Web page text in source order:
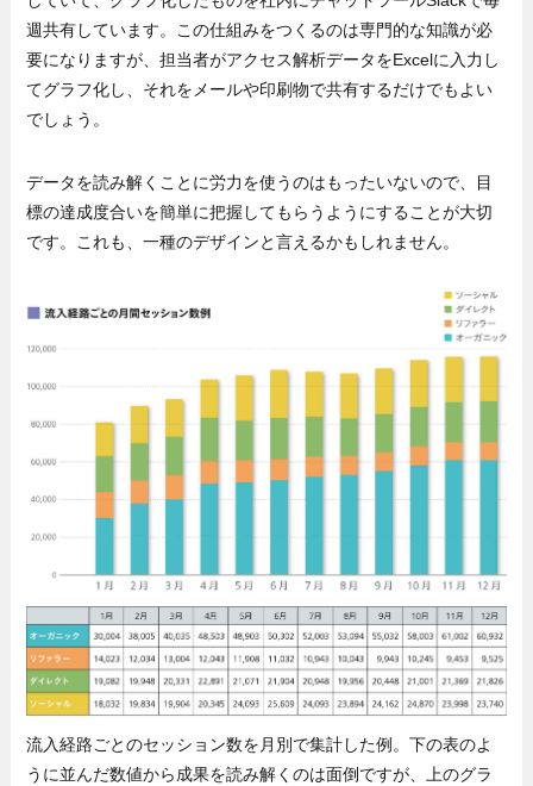
週共有しています。この仕組みをつくるのは専門的な知識が必
要になりますが、担当者がアクセス解析データをExcelに入力し
てグラフ化し、それをメールや印刷物で共有するだけでもよい
でしょう。
データを読み解くことに労力を使うのはもったいないので、目
標の達成度合いを簡単に把握してもらうようにすることが大切
です。これも、一種のデザインと言えるかもしれません。
流入経路ごとのセッション数を月別で集計した例。下の表のよ
うに並んだ数値から成果を読み解くのは面倒ですが、上のグラ